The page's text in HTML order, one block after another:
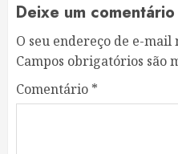
Deixe um comentário
O seu endereço de e-mail
Campos obrigatórios são
Comentário *